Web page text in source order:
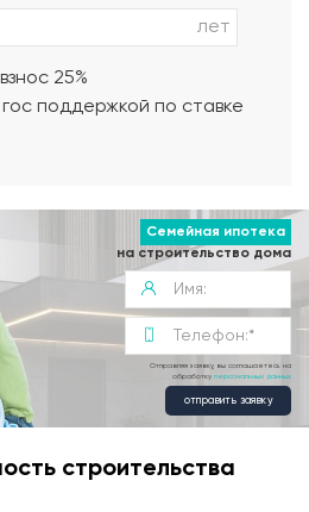
лет
25%
поддержкой по ставке
Семейная ипотека
на строительство дома
Отправляя заявку, вы соглашаетесь на
обработку персональных данных
отправить заявку
строительства